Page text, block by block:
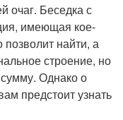
очаг. Беседка с
имеющая кое-
найти, а
строение, но
Однако о
предстоит узнать